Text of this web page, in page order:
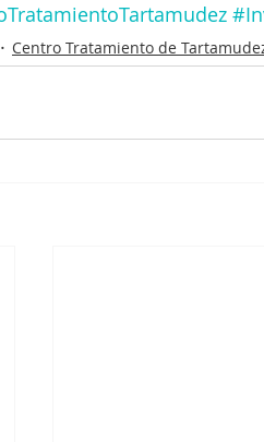
Centro Tratamiento de